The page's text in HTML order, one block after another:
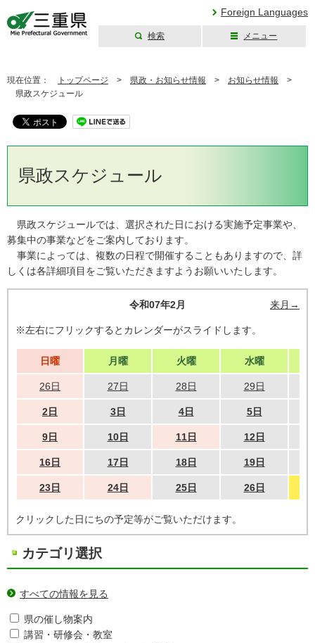
Foreign Languages
検索 メニュー
現在位置： トップページ > 県政・お知らせ情報 > お知らせ情報 >
県政スケジュール
県政スケジュール
県政スケジュールでは、選択された日における実施予定事業や、
募集中の事業などをご案内しております。
事業によっては、複数の日程で開催することもありますので、詳
しくは各詳細項目をご覧いただきますようお願いいたします。
令和07年2月 来月→
※左右にフリックするとカレンダーがスライドします。
日曜 月曜 火曜 水曜
26日 27日 28日 29日
2日 3日 4日 5日
9日 10日 11日 12日
16日 17日 18日 19日
23日 24日 25日 26日
クリックした日にちの予定等がご覧いただけます。
カテゴリ選択
すべての情報を見る
県の催し物案内
講習・研修会・教室